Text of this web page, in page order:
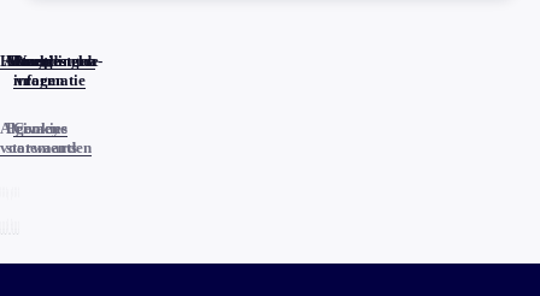
Home
Actueel
Uitzendingen
Reacties
Programma-
informatie
Veelgestelde
vragen
Algemene
voorwaarden
Privacy
statements
Cookies